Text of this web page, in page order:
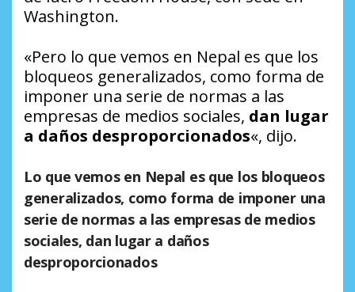
Washington.
«Pero lo que vemos en Nepal es que los
bloqueos generalizados, como forma de
imponer una serie de normas a las
empresas de medios sociales, dan lugar
a daños desproporcionados«, dijo.
Lo que vemos en Nepal es que los bloqueos
generalizados, como forma de imponer una
serie de normas a las empresas de medios
sociales, dan lugar a daños
desproporcionados